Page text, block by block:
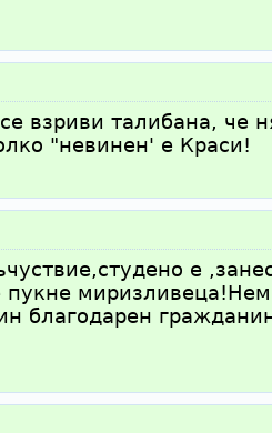
взриви талибана, че
"невинен' е Краси!
е
благодарен